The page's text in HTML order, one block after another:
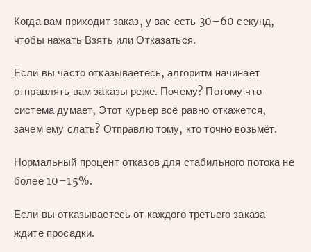
Когда вам приходит заказ, у вас есть 30–60 секунд,
чтобы нажать Взять или Отказаться.
Если вы часто отказываетесь, алгоритм начинает
отправлять вам заказы реже. Почему? Потому что
система думает, Этот курьер всё равно откажется,
зачем ему слать? Отправлю тому, кто точно возьмёт.
Нормальный процент отказов для стабильного потока не
более 10–15%.
Если вы отказываетесь от каждого третьего заказа
ждите просадки.